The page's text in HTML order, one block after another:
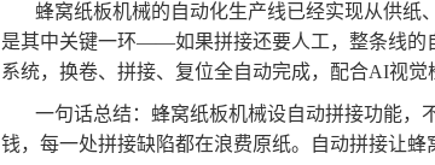
蜂窝纸板机械的自动化生产线已经实现从供纸
是其中关键一环——如果拼接还要人工，整条线的
系统，换卷、拼接、复位全自动完成，配合AI视觉
一句话总结：蜂窝纸板机械设自动拼接功能，
钱，每一处拼接缺陷都在浪费原纸。自动拼接让蜂